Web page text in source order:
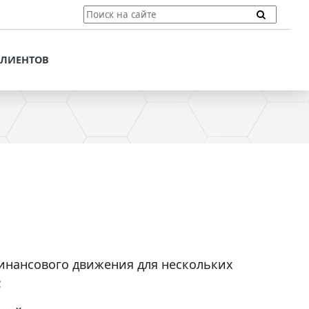
ПОДДЕРЖКА КЛИЕНТОВ
VT-CMF. СПРАВОЧНАЯ
КЛИЕНТОВ
движения для нескольких